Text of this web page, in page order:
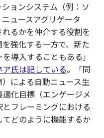
ョンシステム（例：ソ
ュースアグリゲータ
るかを仲介する役割を
強化する一方で、新た
導入することもある」
氏は記している。「同
による自動ニュース生
化目標（エンゲージメ
フレーミングにおける
どのように機能するか